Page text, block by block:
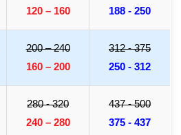
120 – 160
188 - 250
200 – 240
160 – 200
312 - 375
250 - 312
280 - 320
240 – 280
437 - 500
375 - 437